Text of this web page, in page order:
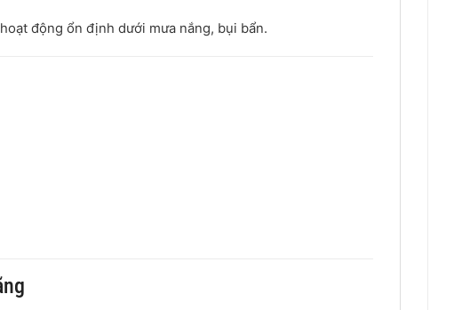
động ổn định dưới mưa nắng, bụi bẩn.